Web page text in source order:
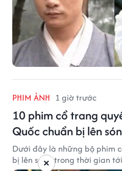
PHIM ẢNH 1 giờ trước
10 phim cổ trang
Quốc chuẩn bị lên
Dưới đây là những bộ phim
bị lên sóng trong thời gian
×